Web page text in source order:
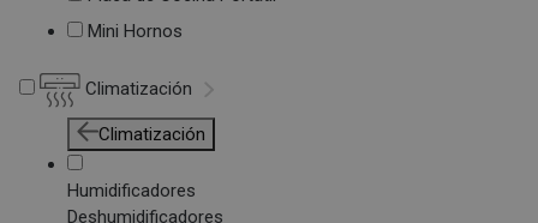
Mini Hornos
Climatización
Climatización
Humidificadores
Deshumidificadores